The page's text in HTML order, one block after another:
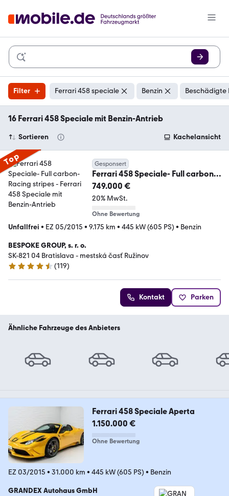
Filter Ferrari 458 speciale Benzin Beschädigte
16 Ferrari 458 Speciale mit Benzin-Antrieb
Sortieren Kachelansicht
Top Gesponsert
Ferrari 458 Speciale- Full carbon-
Racing stripes
749.000 €
20% MwSt.
Ohne Bewertung
Unfallfrei • EZ 05/2015 • 9.175 km • 445 kW (605 PS) • Benzin
BESPOKE GROUP, s. r. o.
SK-821 04 Bratislava - mestská časť Ružinov
4.6 Sterne
(119)
Kontakt Parken
Ähnliche Fahrzeuge des Anbieters
Ferrari 458 Speciale Aperta
1.150.000 €
Ohne Bewertung
EZ 03/2015 • 31.000 km • 445 kW (605 PS) • Benzin
GRANDEX Autohaus GmbH